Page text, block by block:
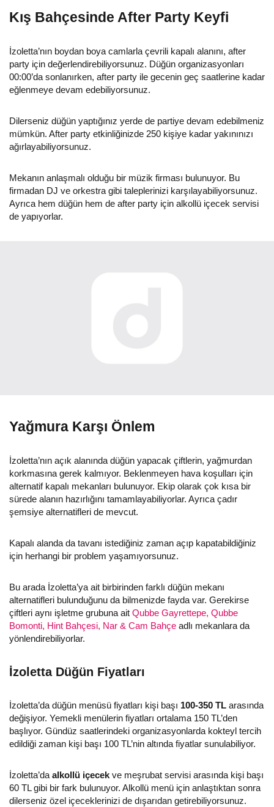
Kış Bahçesinde After Party Keyfi
İzoletta’nın boydan boya camlarla çevrili kapalı alanını, after
party için değerlendirebiliyorsunuz. Düğün organizasyonları
00:00’da sonlanırken, after party ile gecenin geç saatlerine kadar
eğlenmeye devam edebiliyorsunuz.
Dilerseniz düğün yaptığınız yerde de partiye devam edebilmeniz
mümkün. After party etkinliğinizde 250 kişiye kadar yakınınızı
ağırlayabiliyorsunuz.
Mekanın anlaşmalı olduğu bir müzik firması bulunuyor. Bu
firmadan DJ ve orkestra gibi taleplerinizi karşılayabiliyorsunuz.
Ayrıca hem düğün hem de after party için alkollü içecek servisi
de yapıyorlar.
Yağmura Karşı Önlem
İzoletta’nın açık alanında düğün yapacak çiftlerin, yağmurdan
korkmasına gerek kalmıyor. Beklenmeyen hava koşulları için
alternatif kapalı mekanları bulunuyor. Ekip olarak çok kısa bir
sürede alanın hazırlığını tamamlayabiliyorlar. Ayrıca çadır
şemsiye alternatifleri de mevcut.
Kapalı alanda da tavanı istediğiniz zaman açıp kapatabildiğiniz
için herhangi bir problem yaşamıyorsunuz.
Bu arada İzoletta’ya ait birbirinden farklı düğün mekanı
alternatifleri bulunduğunu da bilmenizde fayda var. Gerekirse
çiftleri aynı işletme grubuna ait Qubbe Gayrettepe, Qubbe
Bomonti, Hint Bahçesi, Nar & Cam Bahçe adlı mekanlara da
yönlendirebiliyorlar.
İzoletta Düğün Fiyatları
İzoletta’da düğün menüsü fiyatları kişi başı 100-350 TL arasında
değişiyor. Yemekli menülerin fiyatları ortalama 150 TL’den
başlıyor. Gündüz saatlerindeki organizasyonlarda kokteyl tercih
edildiği zaman kişi başı 100 TL’nin altında fiyatlar sunulabiliyor.
İzoletta’da alkollü içecek ve meşrubat servisi arasında kişi başı
60 TL gibi bir fark bulunuyor. Alkollü menü için anlaştıktan sonra
dilerseniz özel içeceklerinizi de dışarıdan getirebiliyorsunuz.